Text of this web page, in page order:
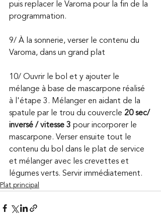
puis replacer le Varoma pour la fin de la
programmation.
9/ À la sonnerie, verser le contenu du
Varoma, dans un grand plat
10/ Ouvrir le bol et y ajouter le
mélange à base de mascarpone réalisé
à l'étape 3. Mélanger en aidant de la
spatule par le trou du couvercle 20 sec/
inversé / vitesse 3 pour incorporer le
mascarpone. Verser ensuite tout le
contenu du bol dans le plat de service
et mélanger avec les crevettes et
légumes verts. Servir immédiatement.
Plat principal